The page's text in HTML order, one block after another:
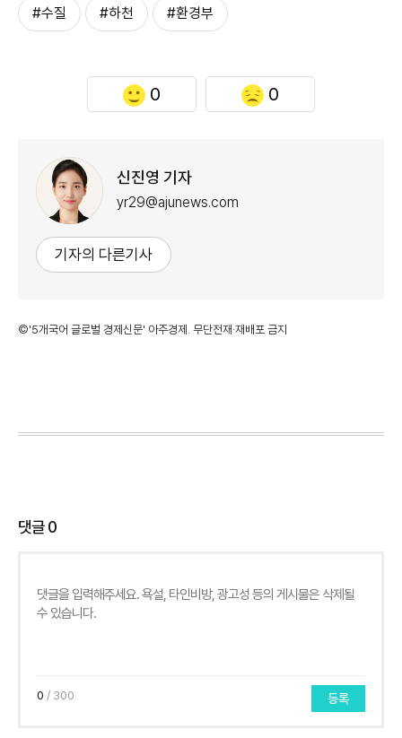
#수질 #하천 #환경부
0 0
신진영 기자
yr29@ajunews.com
기자의 다른기사
©'5개국어 글로벌 경제신문' 아주경제. 무단전재·재배포 금지
댓글0
0 / 300 등록